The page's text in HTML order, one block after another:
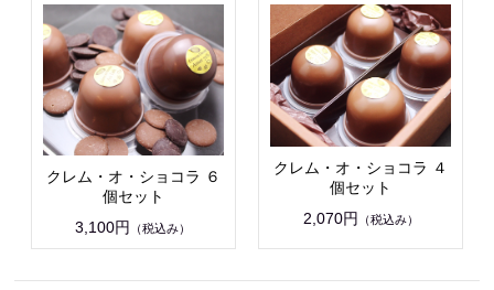
クレム・オ・ショコラ ６
個セット
3,100円
（税込み）
クレム・オ・ショコラ ４
個セット
2,070円
（税込み）